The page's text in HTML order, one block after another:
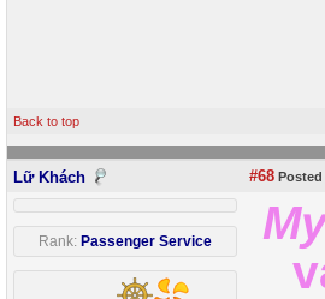
Back to top
Lữ Khách #68 Posted
Rank: Passenger Service